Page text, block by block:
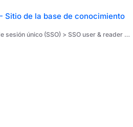
Sitio de la base de conocimiento
único (SSO) > SSO user & reader management